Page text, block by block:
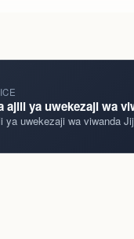
ajili ya uwekezaji wa
ya uwekezaji wa viwanda